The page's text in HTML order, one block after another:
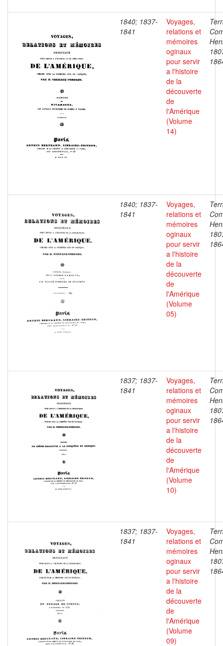
1840; 1837-
1841
Voyages,
relations et
mémoires
oginaux
pour servir
a l'histoire
de la
découverte
de
l'Amérique
(Volume
14)
1840; 1837-
1841
Voyages,
relations et
mémoires
oginaux
pour servir
a l'histoire
de la
découverte
de
l'Amérique
(Volume
05)
1837; 1837-
1841
Voyages,
relations et
mémoires
oginaux
pour servir
a l'histoire
de la
découverte
de
l'Amérique
(Volume
10)
1837; 1837-
1841
Voyages,
relations et
mémoires
oginaux
pour servir
a l'histoire
de la
découverte
de
l'Amérique
(Volume
09)